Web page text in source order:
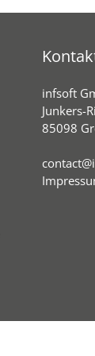
infsoft
Junkers-
85098